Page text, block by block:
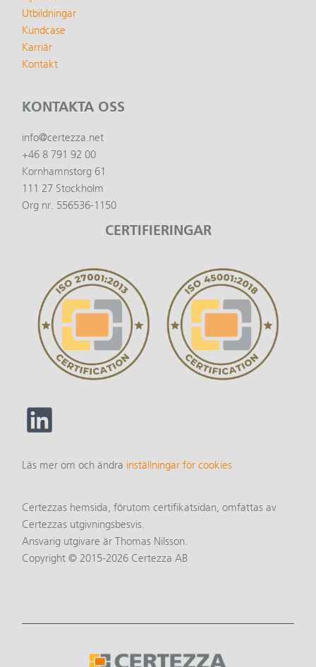
Utbildningar
Kundcase
Karriär
Kontakt
KONTAKTA OSS
info@certezza.net
+46 8 791 92 00
Kornhamnstorg 61
111 27 Stockholm
Org nr. 556536-1150
CERTIFIERINGAR
Läs mer om och ändra inställningar för cookies
Certezzas hemsida, förutom certifikatsidan, omfattas av
Certezzas utgivningsbesvis.
Ansvarig utgivare är Thomas Nilsson.
Copyright © 2015-2026 Certezza AB